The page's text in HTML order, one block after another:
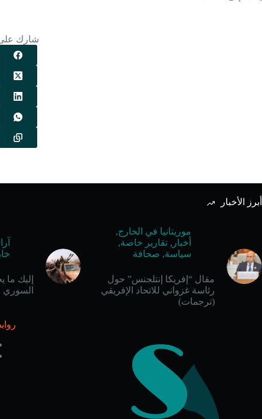
شارك
أبرز الأخبار
موريتانيا في الخارج,
أخبار , تقارير خاصة,
سياسة, صحافة
مقال “إفريكا إنتلجنس” حول
رئاسة غزواني للاتحاد الإفريقي
(ترجمات)
إليك
السوري